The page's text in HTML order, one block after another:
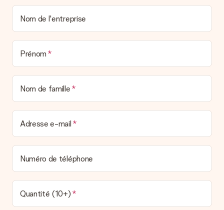
Nom de l'entreprise
Prénom
Nom de famille
Adresse e-mail
Numéro de téléphone
Quantité (10+)